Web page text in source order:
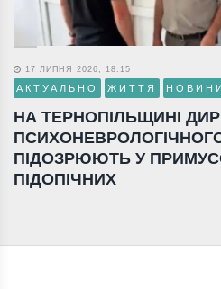
17 ЛИПНЯ 2026, 18:15
АКТУАЛЬНО ЖИТТЯ НОВИНИ
НА ТЕРНОПІЛЬЩИНІ
ПІДОЗРЮЮТЬ У
ПІДОПІЧНИХ